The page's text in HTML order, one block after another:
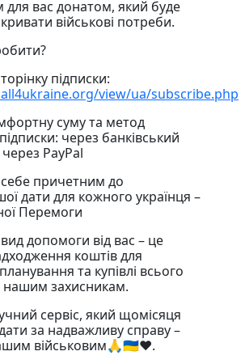
вас донатом, який буде
військові потреби.
підписки:
view/ua/subscribe.php
суму та метод
через банківський
PayPal
себе причетним до
дати для кожного українця –
Перемоги
допомоги від вас – це
коштів для
та купівлі всього
нашим захисникам.
сервіс, який щомісяця
за надважливу справу –
військовим🙏🇺🇦❤️.